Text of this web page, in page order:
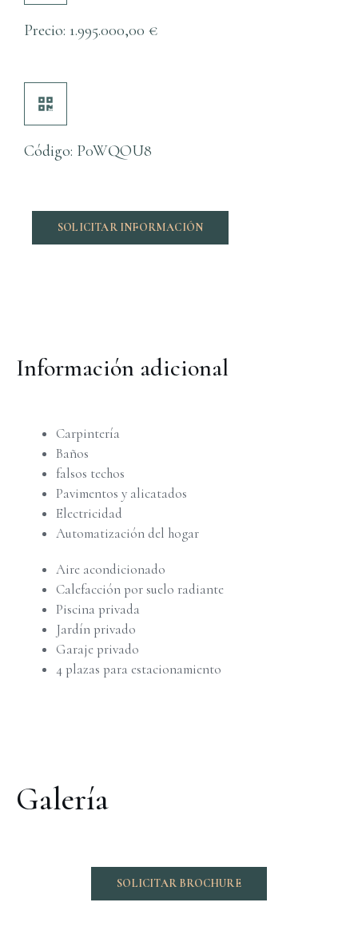
Precio: 1.995.000,00 €
Código: P0WQOU8
SOLICITAR INFORMACIÓN
Información adicional
Carpintería
Baños
falsos techos
Pavimentos y alicatados
Electricidad
Automatización del hogar
Aire acondicionado
Calefacción por suelo radiante
Piscina privada
Jardín privado
Garaje privado
4 plazas para estacionamiento
Galería
SOLICITAR BROCHURE